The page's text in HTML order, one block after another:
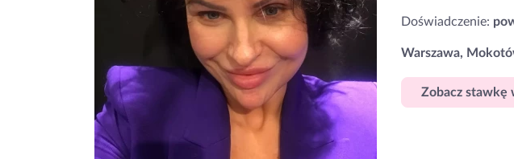
Doświadczenie:
Warszawa,
Zobacz stawkę